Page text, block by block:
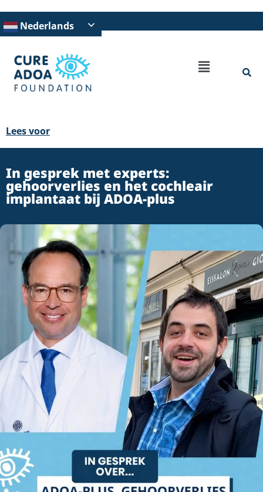
Nederlands
Lees voor
In gesprek met experts:
gehoorverlies en het cochleair
implantaat bij ADOA-plus